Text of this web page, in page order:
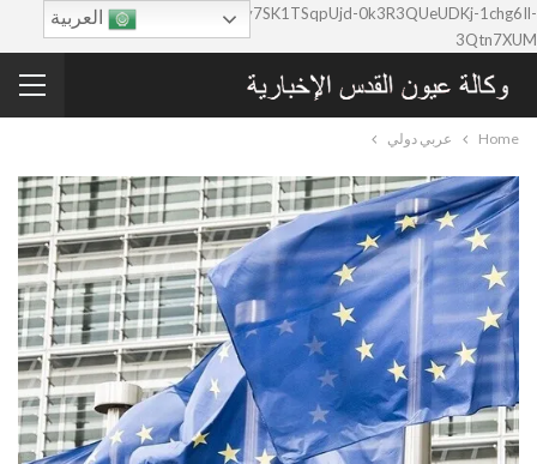
google-site-verification=0y7SK1TSqpUjd-0k3R3QUeUDKj-1chg6Il-
3Qtn7XUM
Home عربي دولي
العربية